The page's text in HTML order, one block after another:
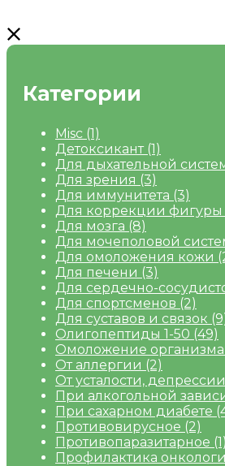
Категории
Misc (1)
Детоксикант (1)
Для дыхательной
Для зрения (3)
Для иммунитета (3)
Для коррекции фигуры
Для мозга (8)
Для мочеполовой
Для омоложения кожи
Для печени (3)
Для сердечно-
Для спортсменов (2)
Для суставов и связок
Олигопептиды 1-50 (49)
Омоложение организма
От аллергии (2)
От усталости,
При алкогольной
При сахарном диабете
Противовирусное (2)
Противопаразитарное (1)
Профилактика